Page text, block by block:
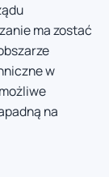
ma zostać
w
na